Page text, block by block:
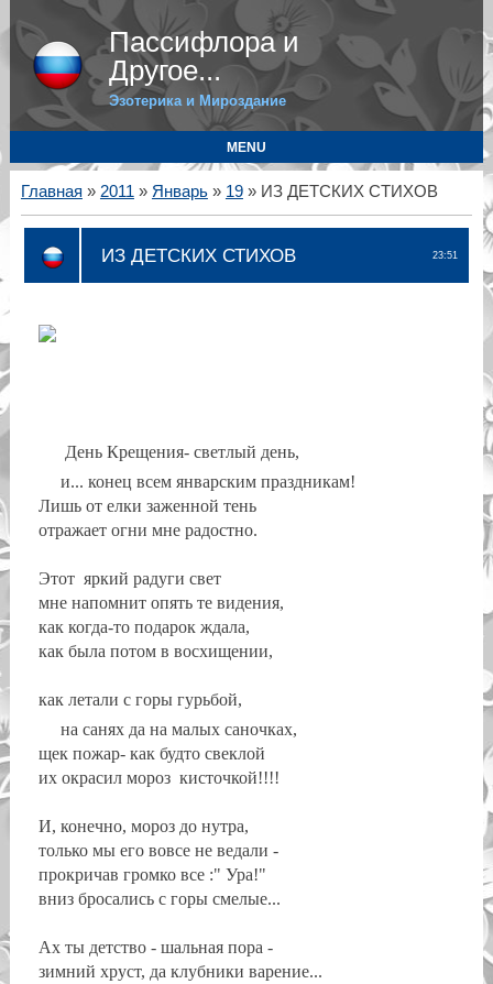
Пассифлора и
Другое...
Эзотерика и Мироздание
MENU
Главная » 2011 » Январь » 19» ИЗ ДЕТСКИХ СТИХОВ
23:51
ИЗ ДЕТСКИХ СТИХОВ
День Крещения- светлый день,
и... конец всем январским праздникам!
Лишь от елки заженной тень
отражает огни мне радостно.
Этот яркий радуги свет
мне напомнит опять те видения,
как когда-то подарок ждала,
как была потом в восхищении,
как летали с горы гурьбой,
на санях да на малых саночках,
щек пожар- как будто свеклой
их окрасил мороз кисточкой!!!!
И, конечно, мороз до нутра,
только мы его вовсе не ведали -
прокричав громко все :" Ура!"
вниз бросались с горы смелые...
Ах ты детство - шальная пора -
зимний хруст, да клубники варение...